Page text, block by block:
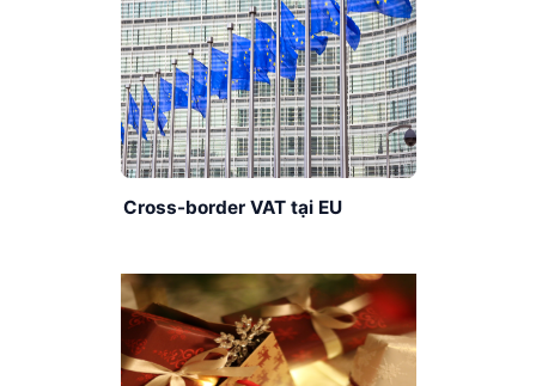
Cross-border VAT tại EU